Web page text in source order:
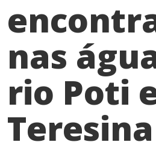
nas
rio Poti
Teresina